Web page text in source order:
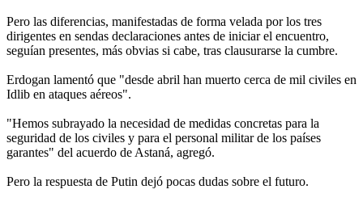
Pero las diferencias, manifestadas de forma velada por los tres
dirigentes en sendas declaraciones antes de iniciar el encuentro,
seguían presentes, más obvias si cabe, tras clausurarse la cumbre.
Erdogan lamentó que "desde abril han muerto cerca de mil civiles en
Idlib en ataques aéreos".
"Hemos subrayado la necesidad de medidas concretas para la
seguridad de los civiles y para el personal militar de los países
garantes" del acuerdo de Astaná, agregó.
Pero la respuesta de Putin dejó pocas dudas sobre el futuro.